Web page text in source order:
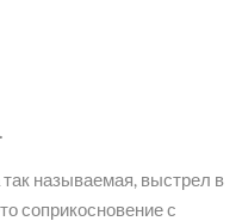
называемая, выстрел в
соприкосновение с